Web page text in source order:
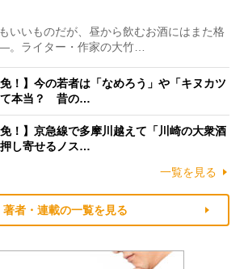
いいものだが、昼から飲むお酒にはまた格
ライター・作家の大竹…
免！】今の若者は「なめろう」や「キヌカツ
て本当？ 昔の…
免！】京急線で多摩川越えて「川崎の大衆酒
し寄せるノス…
一覧を見る
著者・連載の一覧を見る